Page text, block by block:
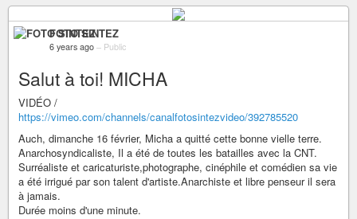
FOTO SINTEZ
6 years ago – Public
Salut à toi! MICHA
VIDÉO /
https://vimeo.com/channels/canalfotosintezvideo/392785520
Auch, dimanche 16 février, Micha a quitté cette bonne vielle terre.
Anarchosyndicaliste, Il a été de toutes les batailles avec la CNT.
Surréaliste et caricaturiste,photographe, cinéphile et comédien sa vie
a été irrigué par son talent d'artiste.Anarchiste et libre penseur il sera
à jamais.
Durée moins d'une minute.